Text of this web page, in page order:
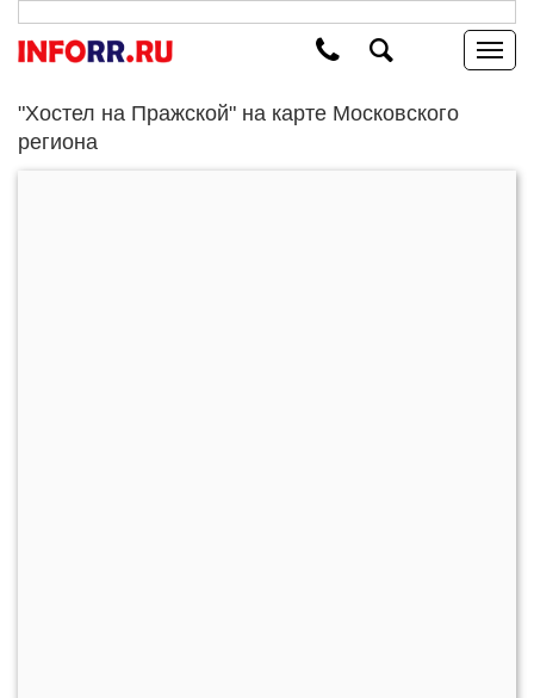
"Хостел на Пражской" на карте Московского
региона